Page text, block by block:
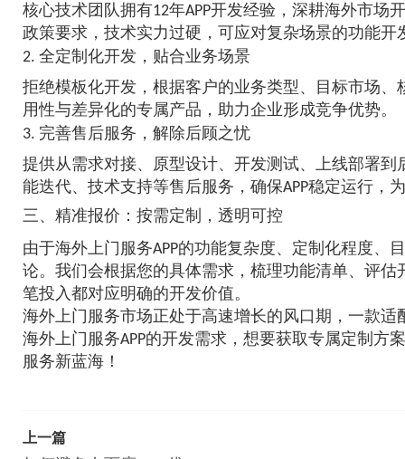
核心技术团队拥有12年APP开发经验，深耕海外市
政策要求，技术实力过硬，可应对复杂场景的功能开
2. 全定制化开发，贴合业务场景
拒绝模板化开发，根据客户的业务类型、目标市场
用性与差异化的专属产品，助力企业形成竞争优势。
3. 完善售后服务，解除后顾之忧
提供从需求对接、原型设计、开发测试、上线部署
能迭代、技术支持等售后服务，确保APP稳定运行，
三、精准报价：按需定制，透明可控
由于海外上门服务APP的功能复杂度、定制化程度
论。我们会根据您的具体需求，梳理功能清单、评
笔投入都对应明确的开发价值。
海外上门服务市场正处于高速增长的风口期，一款
海外上门服务APP的开发需求，想要获取专属定制
服务新蓝海！
上一篇